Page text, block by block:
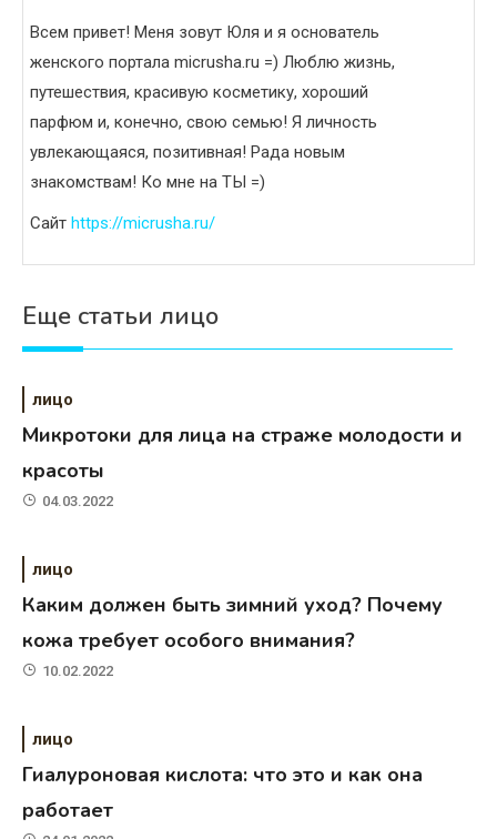
Всем привет! Меня зовут Юля и я основатель
женского портала micrusha.ru =) Люблю жизнь,
путешествия, красивую косметику, хороший
парфюм и, конечно, свою семью! Я личность
увлекающаяся, позитивная! Рада новым
знакомствам! Ко мне на ТЫ =)
Сайт https://micrusha.ru/
Еще статьи лицо
лицо
Микротоки для лица на страже молодости и
красоты
04.03.2022
лицо
Каким должен быть зимний уход? Почему
кожа требует особого внимания?
10.02.2022
лицо
Гиалуроновая кислота: что это и как она
работает